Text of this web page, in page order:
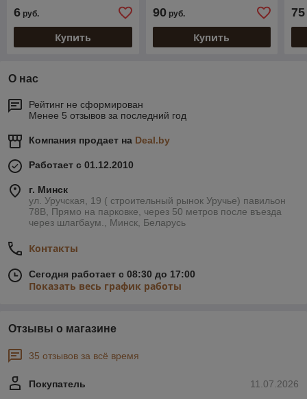
6 руб.
Купить
90руб.
Купить
75
О нас
Рейтинг не сформирован
Менее 5 отзывов за последний год
Компания продает на Deal.by
Работает с 01.12.2010
г. Минск
ул. Уручская, 19 ( строительный рынок Уручье) павильон
78В, Прямо на парковке, через 50 метров после въезда
через шлагбаум., Минск, Беларусь
Контакты
Сегодня работает с 08:30 до 17:00
Показать весь график работы
Отзывы о магазине
35 отзывов за всё время
11.07.2026
Покупатель